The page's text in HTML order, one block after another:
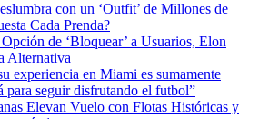
con un ‘Outfit’ de Millones de
Cada Prenda?
de ‘Bloquear’ a Usuarios, Elon
Alternativa
experiencia en Miami es sumamente
para seguir disfrutando el futbol”
Elevan Vuelo con Flotas Históricas y